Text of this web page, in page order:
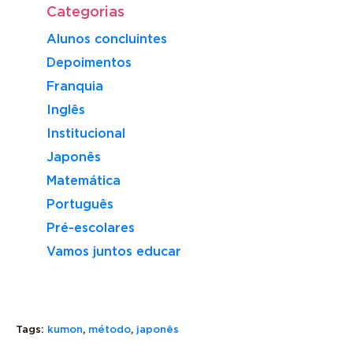
Categorias
Alunos concluintes
Depoimentos
Franquia
Inglês
Institucional
Japonês
Matemática
Português
Pré-escolares
Vamos juntos educar
Tags: kumon, método, japonês
COMO